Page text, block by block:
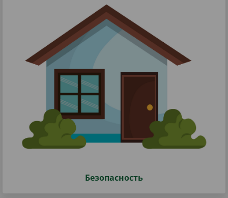
Безопасность